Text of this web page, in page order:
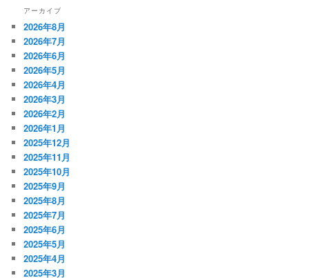
アーカイブ
2026年8月
2026年7月
2026年6月
2026年5月
2026年4月
2026年3月
2026年2月
2026年1月
2025年12月
2025年11月
2025年10月
2025年9月
2025年8月
2025年7月
2025年6月
2025年5月
2025年4月
2025年3月